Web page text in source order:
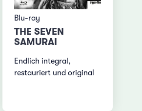
Blu-ray
THE SEVEN
SAMURAI
Endlich integral,
restauriert und original